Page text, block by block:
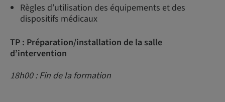
Règles d’utilisation des équipements et des
dispositifs médicaux
TP : Préparation/installation de la salle
d’intervention
18h00 : Fin de la formation